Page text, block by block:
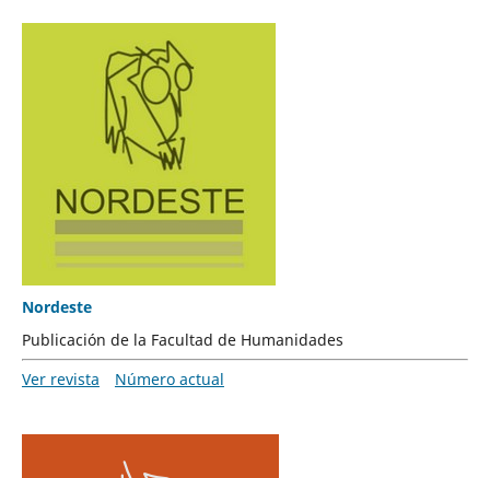
Nordeste
Publicación de la Facultad de Humanidades
Ver revista
Número actual